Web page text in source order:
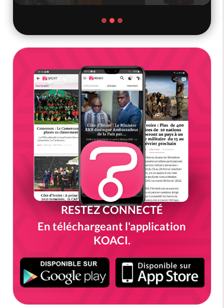
RESTEZ CONNECTÉ
En téléchargeant l'application
KOACI.